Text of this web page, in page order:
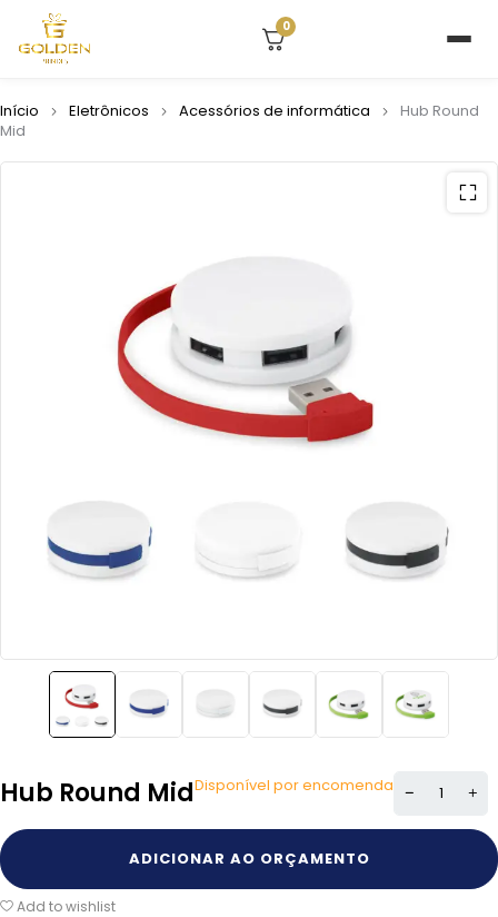
0
Início Eletrônicos Acessórios de informática
Hub Round
Mid
Hub Round MidDisponível por encomenda
ADICIONAR AO ORÇAMENTO
Add to wishlist